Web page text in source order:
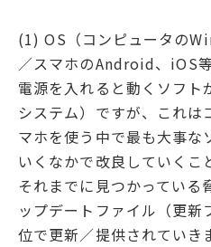
(1) OS（コンピュータの
／スマホのAndroid、iOS
電源を入れると動くソフト
システム）ですが、これは
マホを使う中で最も大事な
いくなかで改良していくこ
それまでに見つかっている
ップデートファイル（更新
位で更新／提供されていき